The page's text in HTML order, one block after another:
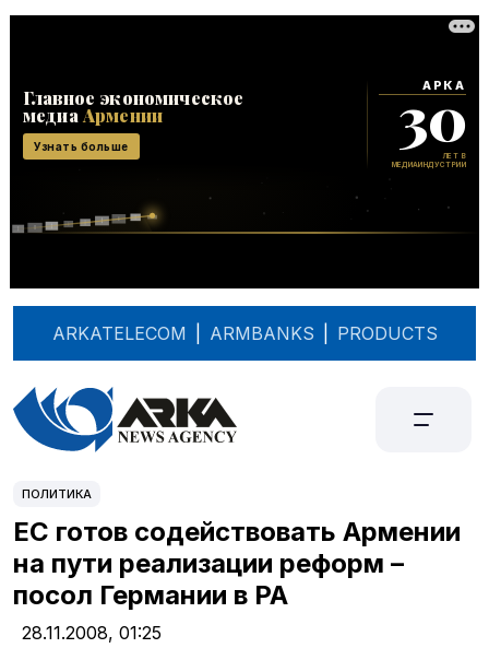
ARKATELECOM ARMBANKS PRODUCTS
ПОЛИТИКА
ЕС готов содействовать Армении
на пути реализации реформ –
посол Германии в РА
28.11.2008, 01:25